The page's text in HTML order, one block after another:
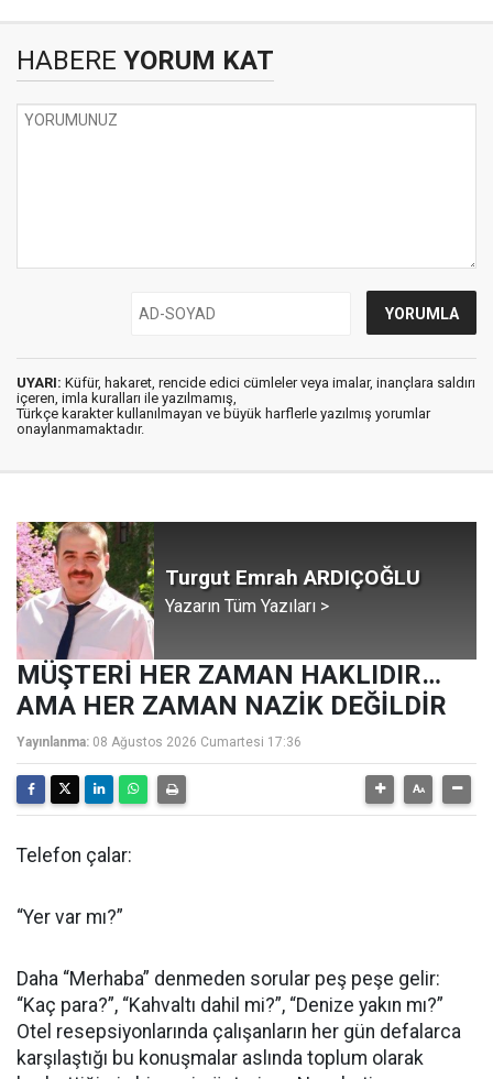
HABERE YORUM KAT
UYARI: Küfür, hakaret, rencide edici cümleler veya imalar, inançlara saldırı
içeren, imla kuralları ile yazılmamış,
Türkçe karakter kullanılmayan ve büyük harflerle yazılmış yorumlar
onaylanmamaktadır.
Turgut Emrah ARDIÇOĞLU
Yazarın Tüm Yazıları >
MÜŞTERİ HER ZAMAN HAKLIDIR…
AMA HER ZAMAN NAZİK DEĞİLDİR
Yayınlanma: 08 Ağustos 2026 Cumartesi 17:36
Telefon çalar:
“Yer var mı?”
Daha “Merhaba” denmeden sorular peş peşe gelir:
“Kaç para?”, “Kahvaltı dahil mi?”, “Denize yakın mı?”
Otel resepsiyonlarında çalışanların her gün defalarca
karşılaştığı bu konuşmalar aslında toplum olarak